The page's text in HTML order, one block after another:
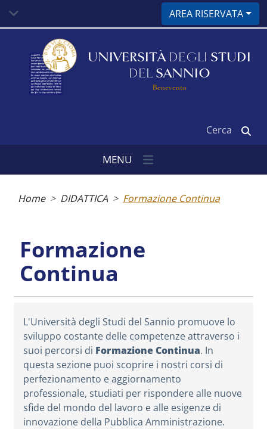
contenuto
AREA RISERVATA
UNIVERSITÀ DEGLI STUDI
DEL SANNIO
Benevento
MENU
Home DIDATTICA Formazione Continua
Formazione
Continua
L'Università degli Studi del Sannio promuove lo
sviluppo costante delle competenze attraverso i
suoi percorsi di Formazione Continua. In
questa sezione puoi scoprire i nostri corsi di
perfezionamento e aggiornamento
professionale, studiati per rispondere alle nuove
sfide del mondo del lavoro e alle esigenze di
innovazione della Pubblica Amministrazione.